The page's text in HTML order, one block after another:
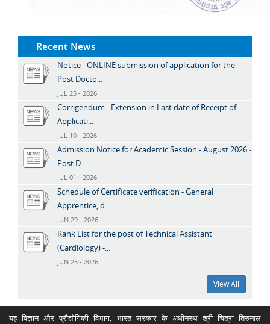
Recent News
Notice - ONLINE submission of application for the
Post Docto...
JUL 25 - 2026
Corrigendum - Extension in Last date of Receipt of
Applicati...
JUL 10 - 2026
Admission Notice for Academic Session - August 2026 -
Post D...
JUL 01 - 2026
Schedule of Certificate verification - General
Apprentice, d...
JUN 29 - 2026
Rank List for the post of Technical Assistant
(Cardiology) -...
JUN 25 - 2026
View All
यह विज्ञान और प्रौद्योगिकी विभाग, भारत सरकार के अधीनस्थ श्री चित्रा तिरुनाल